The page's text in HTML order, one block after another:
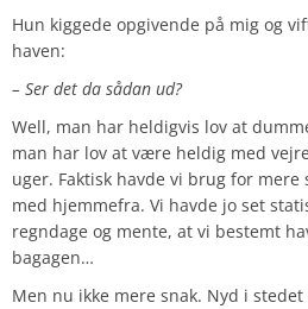
Hun kiggede opgivende på mig og
haven:
– Ser det da sådan ud?
Well, man har heldigvis lov at
man har lov at være heldig med
uger. Faktisk havde vi brug for mere
med hjemmefra. Vi havde jo set
regndage og mente, at vi bestemt
bagagen…
Men nu ikke mere snak. Nyd i